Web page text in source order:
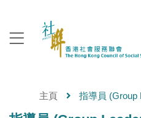
主頁 指導員 (Group